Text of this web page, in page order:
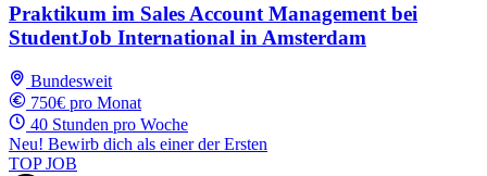
Praktikum im Sales Account Management bei
StudentJob International in Amsterdam
Bundesweit
750€ pro Monat
40 Stunden pro Woche
Neu! Bewirb dich als einer der Ersten
TOP JOB